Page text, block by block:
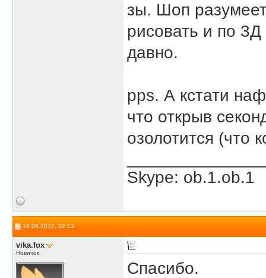
зы. Шоп
рисовать и по
давно.
pps. А кстати
что открыв
озолотится (что
Skype: ob.1.ob.1
19.06.2017, 22:13
vika.fox
Новичок
Спасибо.